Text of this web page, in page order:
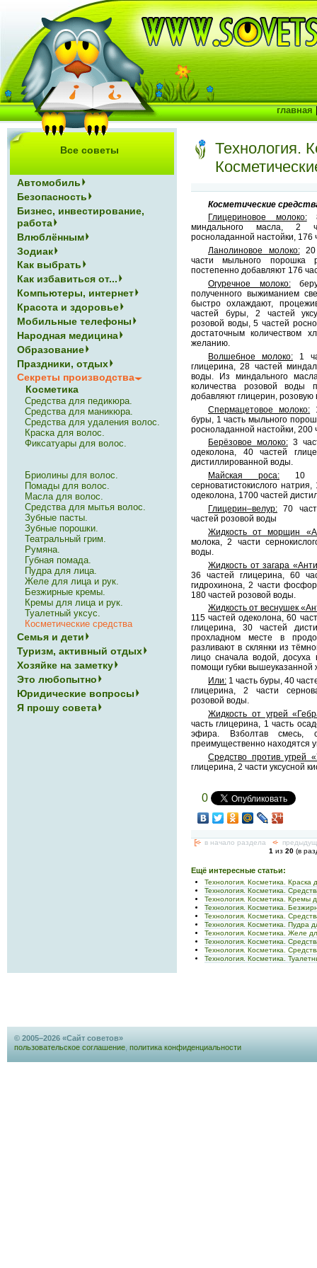
Технология.
Косметические
Глицериновое молоко:8
миндального масла, 2
росноладанной настойки, 176
Ланолиновое молоко:20
части мыльного порошка
постепенно добавляют 176
Огуречное молоко:
полученного выжиманием
быстро охлаждают,
частей буры, 2 частей
розовой воды, 5 частей
достаточным количеством
желанию.
Волшебное молоко: 1
глицерина, 28 частей
воды. Из миндального
количества розовой воды
добавляют глицерин,
Спермацетовое молоко:
буры, 1 часть мыльного
росноладанной настойки, 200
Берёзовое молоко:3
одеколона, 40 частей
дистиллированной воды.
Майская роса: 10
серноватистокислого
одеколона, 1700 частей
Глицерин–велур: 70
частей розовой воды
Жидкость от морщин
молока, 2 части
воды.
Жидкость от загара
36 частей глицерина, 60
гидрохинона, 2 части
180 частей розовой воды.
Жидкость от веснушек
115 частей одеколона, 60
глицерина, 30 частей
прохладном месте в
разливают в склянки из
лицо сначала водой,
помощи губки вышеуказанной
Или: 1 часть буры, 40
глицерина, 2 части
розовой воды.
Жидкость от угрей
часть глицерина, 1 часть
эфира. Взболтав
преимущественно находятся
Средство против угрей
глицерина, 2 части уксусной
0
[<- в начало раздела <-
1 из 20(в
Ещё интересные статьи:
Технология. Косметика. Краска
Технология. Косметика.
Технология. Косметика. Кремы
Технология. Косметика.
Технология. Косметика.
Технология. Косметика. Пудра
Технология. Косметика. Желе
Технология. Косметика.
Технология. Косметика.
Технология. Косметика.
Все советы
Автомобиль
Безопасность
Бизнес, инвестирование,
работа
Влюблённым
Зодиак
Как выбрать
Как избавиться от...
Компьютеры, интернет
Красота и здоровье
Мобильные телефоны
Народная медицина
Образование
Праздники, отдых
Секреты производства
Косметика
Средства для педикюра.
Средства для маникюра.
Средства для удаления волос.
Краска для волос.
Фиксатуары для волос.
Бриолины для волос.
Помады для волос.
Масла для волос.
Средства для мытья волос.
Зубные пасты.
Зубные порошки.
Театральный грим.
Румяна.
Губная помада.
Пудра для лица.
Желе для лица и рук.
Безжирные кремы.
Кремы для лица и рук.
Туалетный уксус.
Косметические средства
Семья и дети
Туризм, активный отдых
Хозяйке на заметку
Это любопытно
Юридические вопросы
Я прошу совета
главная
© 2005–2026 «Сайт советов»
пользовательское соглашение политика конфиденциальности